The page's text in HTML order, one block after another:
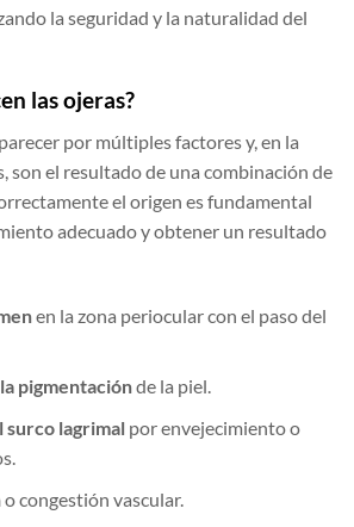
la seguridad y la naturalidad del
las ojeras?
por múltiples factores y, en la
son el resultado de una combinación de
el origen es fundamental
adecuado y obtener un resultado
en la zona periocular con el paso del
pigmentaciónde la piel.
surco lagrimalpor envejecimiento o
o congestión vascular.